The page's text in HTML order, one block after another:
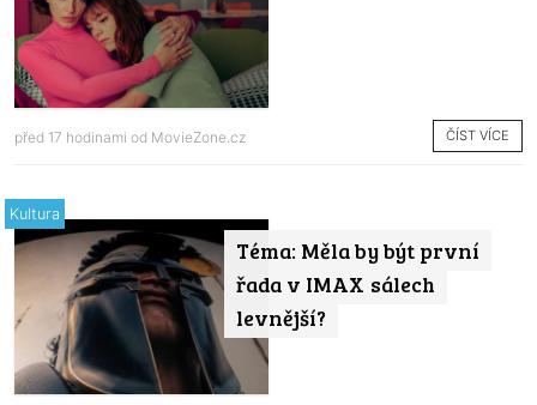
před 17 hodinami od MovieZone.cz ČÍST VÍCE
Téma: Měla by být první
řada v IMAX sálech
levnější?
Kultura